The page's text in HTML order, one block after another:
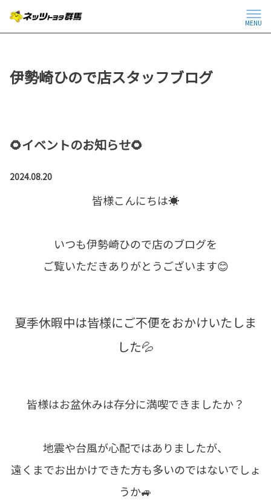
MENU
伊勢崎ひので店スタッフブログ
🌻イベントのお知らせ🌻
2024.08.20
皆様こんにちは☀
いつも伊勢崎ひので店のブログを
ご覧いただきありがとうございます😊
夏季休暇中は皆様にご不便をおかけいたしま
した💦
皆様はお盆休みは存分に満喫できましたか？
地震や台風が心配ではありましたが、
遠くまでお出かけできた方も多いのではないでしょ
うか🚙